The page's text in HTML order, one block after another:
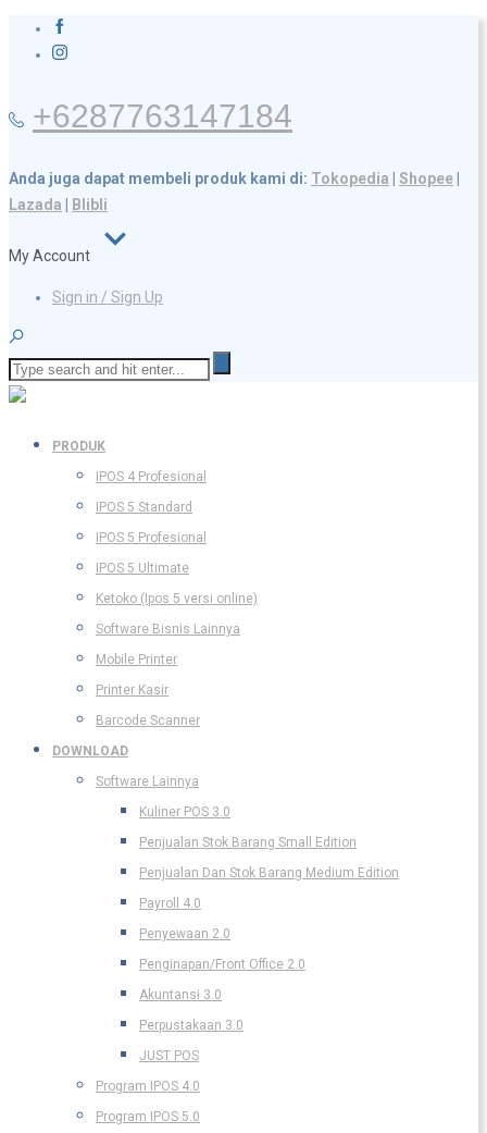
+6287763147184
Anda juga dapat membeli produk kami di: Tokopedia Shopee
Lazada
Blibli
My Account
Sign in / Sign Up
PRODUK
IPOS 4 Profesional
IPOS 5 Standard
IPOS 5 Profesional
IPOS 5 Ultimate
Ketoko (Ipos 5 versi online)
Software Bisnis Lainnya
Mobile Printer
Printer Kasir
Barcode Scanner
DOWNLOAD
Software Lainnya
Kuliner POS 3.0
Penjualan Stok Barang Small Edition
Penjualan Dan Stok Barang Medium Edition
Payroll 4.0
Penyewaan 2.0
Penginapan/Front Office 2.0
Akuntansi 3.0
Perpustakaan 3.0
JUST POS
Program IPOS 4.0
Program IPOS 5.0